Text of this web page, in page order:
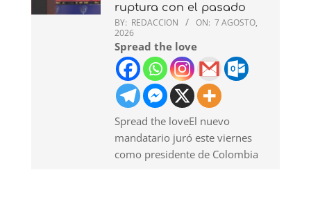
ruptura con el pasado
BY: REDACCION ON: 7 AGOSTO,
2026
Spread the love
Spread the loveEl nuevo
mandatario juró este viernes
como presidente de Colombia